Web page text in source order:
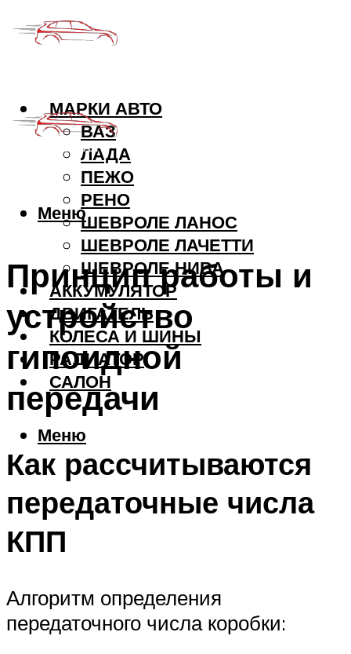
МАРКИ АВТО
ВАЗ
ЛАДА
ПЕЖО
РЕНО
ШЕВРОЛЕ ЛАНОС
ШЕВРОЛЕ ЛАЧЕТТИ
ШЕВРОЛЕ НИВА
АККУМУЛЯТОР
ДВИГАТЕЛЬ
КОЛЕСА И ШИНЫ
РАДИАТОР
САЛОН
Меню
Меню
Принцип работы и
устройство
гипоидной
передачи
Как рассчитываются
передаточные числа
КПП
Алгоритм определения
передаточного числа коробки: